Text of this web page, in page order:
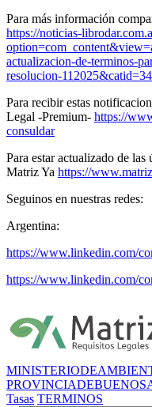
Para más información
https://noticias-
actualizacion-de-terminos-
resolucion-
Para recibir estas
Legal -Premium- https://
consuldar
Para estar actualizado de
Matriz Ya https://
Seguinos en nuestras redes:
Argentina:
https://www.linkedin.com/
https://www.linkedin.com/
Tasas TERMINOS